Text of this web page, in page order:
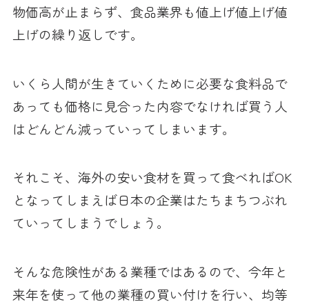
物価高が止まらず、食品業界も値上げ値上げ値
上げの繰り返しです。
いくら人間が生きていくために必要な食料品で
あっても価格に見合った内容でなければ買う人
はどんどん減っていってしまいます。
それこそ、海外の安い食材を買って食べればOK
となってしまえば日本の企業はたちまちつぶれ
ていってしまうでしょう。
そんな危険性がある業種ではあるので、今年と
来年を使って他の業種の買い付けを行い、均等